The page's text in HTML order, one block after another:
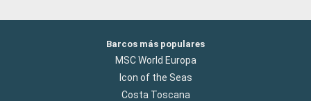
Barcos más populares
MSC World Europa
Icon of the Seas
Costa Toscana